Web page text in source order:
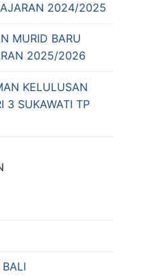
2024/2025
MURID BARU
2025/2026
KELULUSAN
3 SUKAWATI TP
BALI